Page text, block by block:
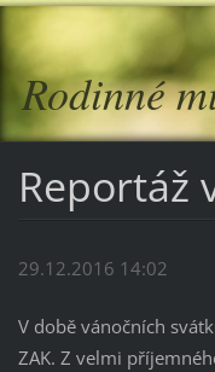
Rodinné
Reportáž
29.12.2016 14:02
V době vánočních
ZAK. Z velmi